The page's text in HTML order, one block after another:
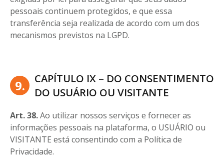
pessoais continuem protegidos, e que essa
transferência seja realizada de acordo com um dos
mecanismos previstos na LGPD.
9.
CAPÍTULO IX – DO CONSENTIMENTO
DO USUÁRIO OU VISITANTE
Art. 38.Ao utilizar nossos serviços e fornecer as
informações pessoais na plataforma, o USUÁRIO ou
VISITANTE está consentindo com a Política de
Privacidade.